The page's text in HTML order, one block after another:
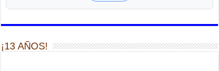
¡13 AÑOS!